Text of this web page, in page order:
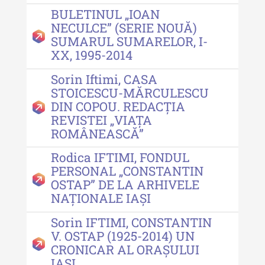
Moldovei - XXI / 2021
Anuarul Muzeului Etnografic al
Moldovei - XX / 2020
Indexul Complet
Buletinul Muzeului Științei și
Tehnicii ”Ștefan Procopiu”
Buletinul Muzeului Științei și
Tehnicii ”Ștefan Procopiu” - An
XV / Nr. 15 / 2021
Buletinul Muzeului Științei și
Tehnicii ”Ștefan Procopiu” - An
XIV / Nr. 14 / 2020
Buletinul Muzeului Științei și
Tehnicii ”Ștefan Procopiu” - An
BULETINUL „IOAN
NECULCE” (SERIE NOUĂ)
SUMARUL SUMARELOR, I-
XX, 1995-2014
Sorin Iftimi, CASA
STOICESCU-MĂRCULESCU
DIN COPOU. REDACȚIA
REVISTEI „VIAȚA
ROMÂNEASCĂ”
Rodica IFTIMI, FONDUL
PERSONAL „CONSTANTIN
OSTAP” DE LA ARHIVELE
NAȚIONALE IAȘI
Sorin IFTIMI, CONSTANTIN
V. OSTAP (1925-2014) UN
CRONICAR AL ORAȘULUI